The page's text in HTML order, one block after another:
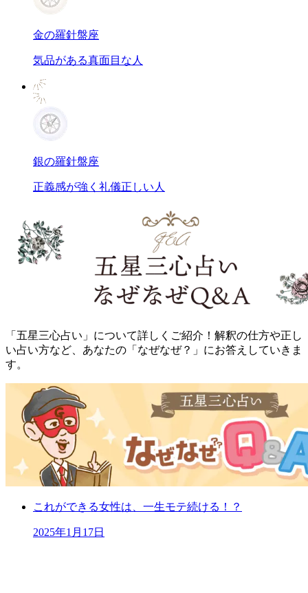
金の羅針盤座
気品がある真面目な人
銀の羅針盤座
正義感が強く礼儀正しい人
「五星三心占い」について詳しくご紹介！解釈の仕方や正し
い占い方など、あなたの「なぜなぜ？」にお答えしていきま
す。
これができる女性は、一生モテ続ける！？
2025年1月17日